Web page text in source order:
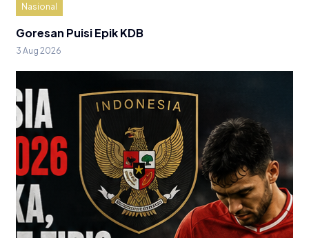
Nasional
Goresan Puisi Epik KDB
3 Aug 2026